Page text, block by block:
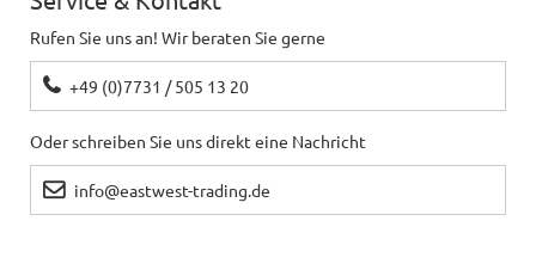
Rufen Sie uns an! Wir beraten Sie gerne
+49 (0)7731 / 505 13 20
Oder schreiben Sie uns direkt eine Nachricht
info@eastwest-trading.de